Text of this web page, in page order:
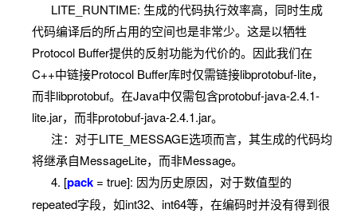
LITE_RUNTIME: 生成的代码执行效率高，同时生成
代码编译后的所占用的空间也是非常少。这是以牺牲
Protocol Buffer提供的反射功能为代价的。因此我们在
C++中链接Protocol Buffer库时仅需链接libprotobuf-lite，
而非libprotobuf。在Java中仅需包含protobuf-java-2.4.1-
lite.jar，而非protobuf-java-2.4.1.jar。
注：对于LITE_MESSAGE选项而言，其生成的代码均
将继承自MessageLite，而非Message。
4. [pack = true]: 因为历史原因，对于数值型的
repeated字段，如int32、int64等，在编码时并没有得到很